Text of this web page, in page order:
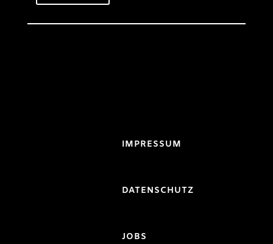
IMPRESSUM
DATENSCHUTZ
JOBS